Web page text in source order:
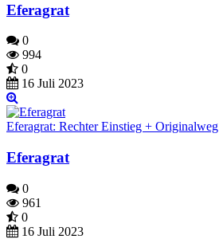
Eferagrat
0
994
0
16 Juli 2023
Eferagrat: Rechter Einstieg + Originalweg
Eferagrat
0
961
0
16 Juli 2023